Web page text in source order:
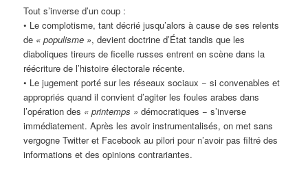
Tout s’inverse d’un coup :
• Le complotisme, tant décrié jusqu’alors à cause de ses relents
de «populisme », devient doctrine d’État tandis que les
diaboliques tireurs de ficelle russes entrent en scène dans la
réécriture de l’histoire électorale récente.
• Le jugement porté sur les réseaux sociaux − si convenables et
appropriés quand il convient d’agiter les foules arabes dans
l’opération des «printemps » démocratiques − s’inverse
immédiatement. Après les avoir instrumentalisés, on met sans
vergogne Twitter et Facebook au pilori pour n’avoir pas filtré des
informations et des opinions contrariantes.